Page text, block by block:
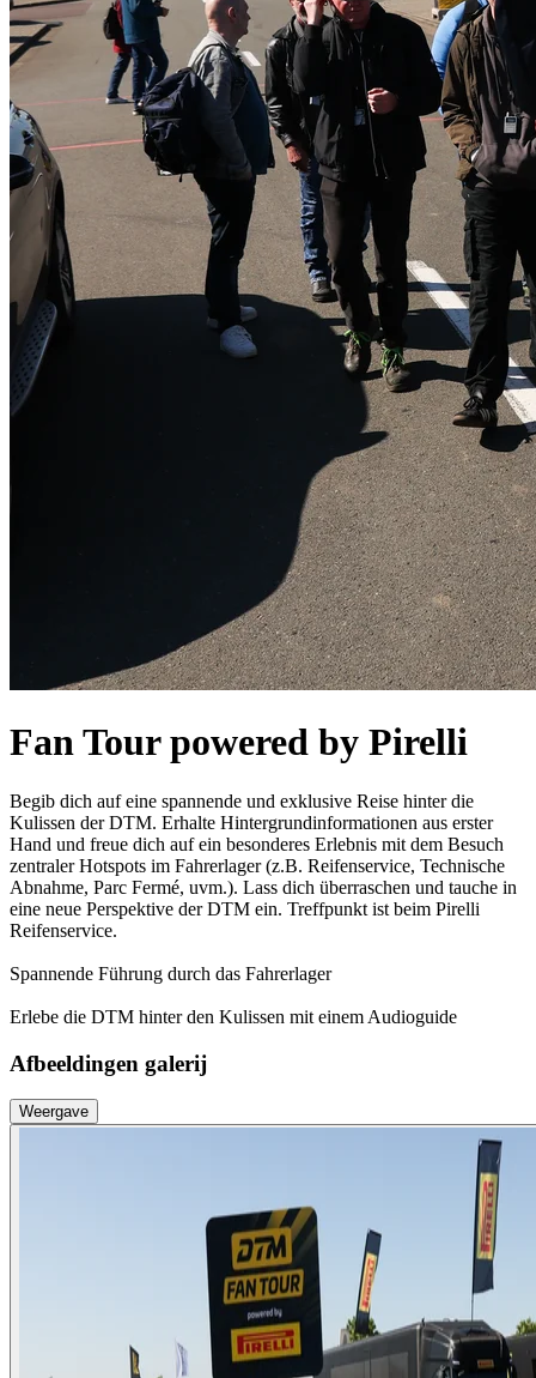
Fan Tour powered by Pirelli
Begib dich auf eine spannende und exklusive Reise hinter die
Kulissen der DTM. Erhalte Hintergrundinformationen aus erster
Hand und freue dich auf ein besonderes Erlebnis mit dem Besuch
zentraler Hotspots im Fahrerlager (z.B. Reifenservice, Technische
Abnahme, Parc Fermé, uvm.). Lass dich überraschen und tauche in
eine neue Perspektive der DTM ein. Treffpunkt ist beim Pirelli
Reifenservice.
Spannende Führung durch das Fahrerlager
Erlebe die DTM hinter den Kulissen mit einem Audioguide
Afbeeldingen galerij
Weergave